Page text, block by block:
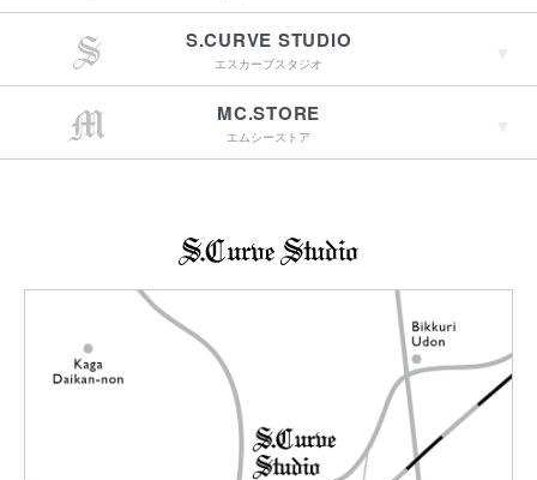
15:00までのご注文で
最短翌営業日配送
→詳しくはこちらへ
S.CURVE STUDIO
エスカーブスタジオ
MC.STORE
エムシーストア